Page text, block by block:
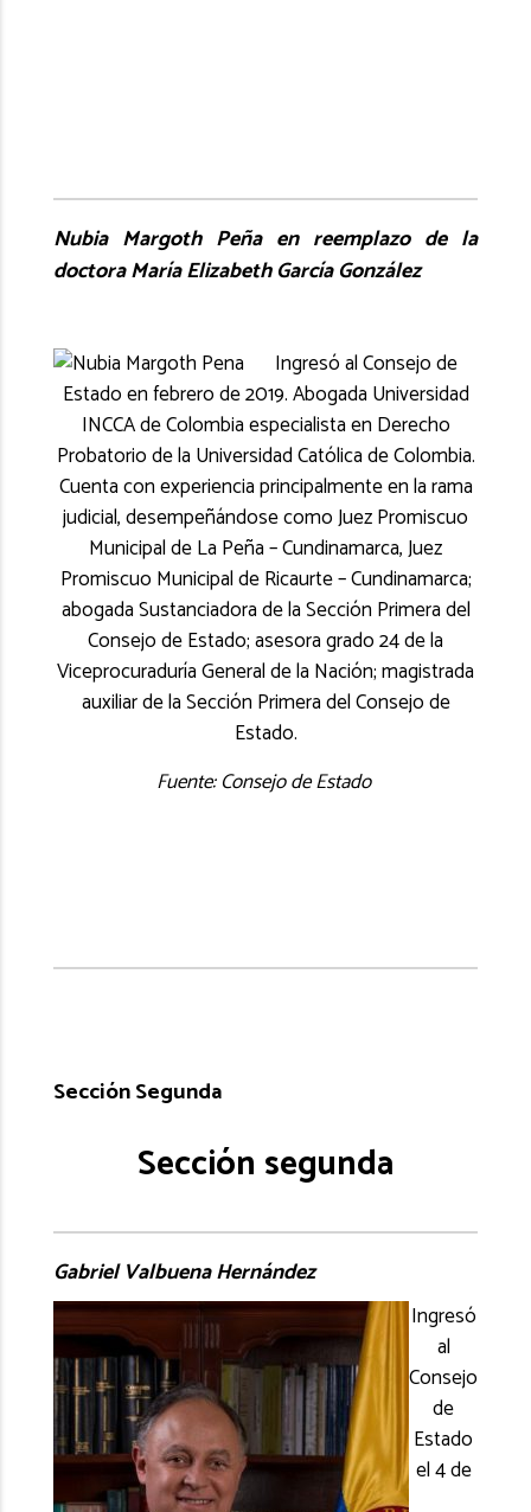
Nubia Margoth Peña en reemplazo de la
doctora María Elizabeth García González
Ingresó al Consejo de
Estado en febrero de 2019. Abogada Universidad
INCCA de Colombia especialista en Derecho
Probatorio de la Universidad Católica de Colombia.
Cuenta con experiencia principalmente en la rama
judicial, desempeñándose como Juez Promiscuo
Municipal de La Peña – Cundinamarca, Juez
Promiscuo Municipal de Ricaurte – Cundinamarca;
abogada Sustanciadora de la Sección Primera del
Consejo de Estado; asesora grado 24 de la
Viceprocuraduría General de la Nación; magistrada
auxiliar de la Sección Primera del Consejo de
Estado.
Fuente: Consejo de Estado
Sección Segunda
Sección segunda
Gabriel Valbuena Hernández
Ingresó
al
Consejo
de
Estado
el 4 de